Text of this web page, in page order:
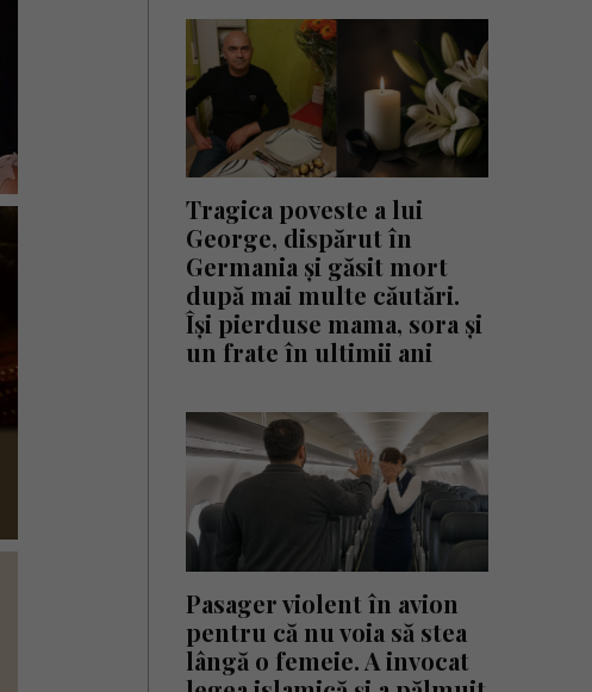
Tragica poveste a lui
George, dispărut în
Germania și găsit mort
după mai multe căutări.
Își pierduse mama, sora și
un frate în ultimii ani
Pasager violent în avion
pentru că nu voia să stea
lângă o femeie. A invocat